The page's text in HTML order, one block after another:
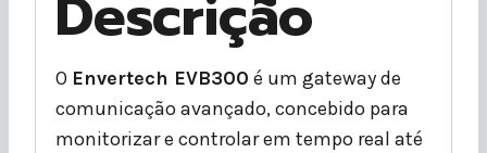
O Envertech EVB300 é um gateway de
comunicação avançado, concebido para
monitorizar e controlar em tempo real até